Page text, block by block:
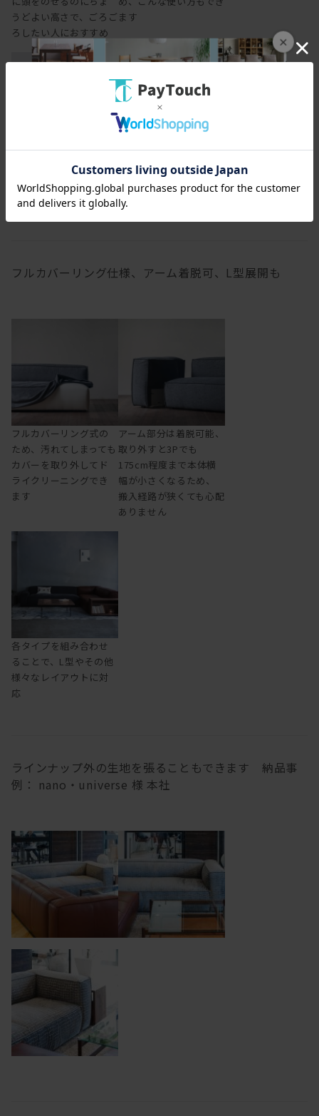
×
うどよい高さで、ごろご
ろしたい人におすすめ
ます
肘をついたり置いたり
するのに丁度よい高さ
の背もたれ
フルカバーリング仕様、アーム着脱可、L型展開も
フルカバーリング式の
ため、汚れてしまっても
カバーを取り外してド
ライクリーニングでき
ます
アーム部分は着脱可能、
取り外すと3Pでも
175cm程度まで本体横
幅が小さくなるため、
搬入経路が狭くても心配
ありません
各タイプを組み合わせ
ることで、L型やその他
様々なレイアウトに対
応
ラインナップ外の生地を張ることもできます 納品事
例： nano・universe 様 本社